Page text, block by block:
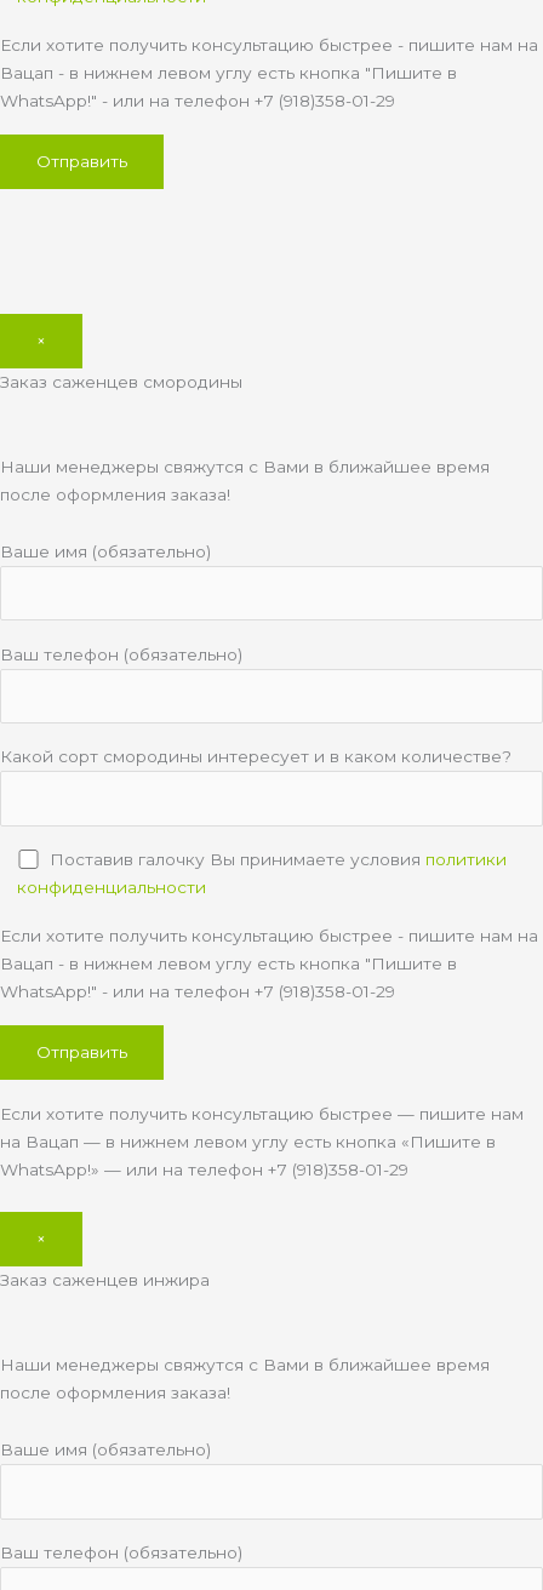
Если хотите получить консультацию быстрее - пишите нам на
Вацап - в нижнем левом углу есть кнопка "Пишите в
WhatsApp!" - или на телефон +7 (918)358-01-29
×
Заказ саженцев смородины
Наши менеджеры свяжутся с Вами в ближайшее время
после оформления заказа!
Ваше имя (обязательно)
Ваш телефон (обязательно)
Какой сорт смородины интересует и в каком количестве?
Поставив галочку Вы принимаете условия политики
конфиденциальности
Если хотите получить консультацию быстрее - пишите нам на
Вацап - в нижнем левом углу есть кнопка "Пишите в
WhatsApp!" - или на телефон +7 (918)358-01-29
Если хотите получить консультацию быстрее — пишите нам
на Вацап — в нижнем левом углу есть кнопка «Пишите в
WhatsApp!» — или на телефон +7 (918)358-01-29
×
Заказ саженцев инжира
Наши менеджеры свяжутся с Вами в ближайшее время
после оформления заказа!
Ваше имя (обязательно)
Ваш телефон (обязательно)